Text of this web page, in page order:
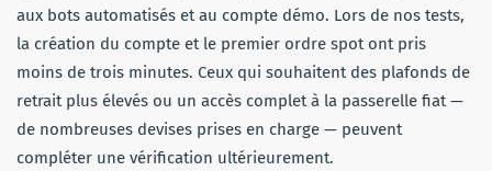
aux bots automatisés et au compte démo. Lors de nos tests,
la création du compte et le premier ordre spot ont pris
moins de trois minutes. Ceux qui souhaitent des plafonds de
retrait plus élevés ou un accès complet à la passerelle fiat —
de nombreuses devises prises en charge — peuvent
compléter une vérification ultérieurement.